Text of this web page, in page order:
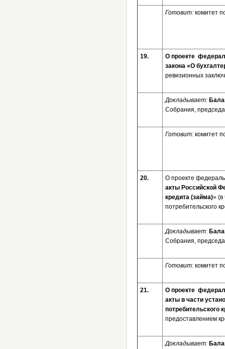
Готовит: комитет
19.
О проекте
закона «О
ревизионных
Докладывает:
Собрания,
Готовит: комитет
20.
О проекте
акты Российской
кредита (займа)» (в
потребительского
Докладывает:
Собрания,
Готовит: комитет
21.
О проекте
акты в части
потребительского
предоставлением
Докладывает: